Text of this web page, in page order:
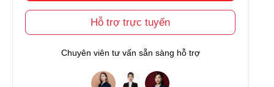
Hỗ trợ trực tuyến
Chuyên viên tư vấn sẵn sàng hỗ trợ